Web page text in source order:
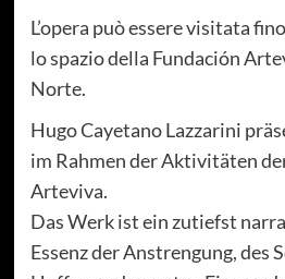
L’opera può essere visitata
lo spazio della Fundación
Norte.
Hugo Cayetano Lazzarini
im Rahmen der Aktivitäten
Arteviva.
Das Werk ist ein zutiefst
Essenz der Anstrengung, des